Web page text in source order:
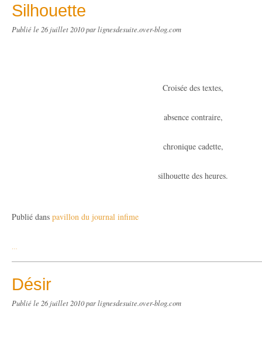
Silhouette
Publié le 26 juillet 2010par lignesdesuite.over-blog.com
Croisée des textes,
absence contraire,
chronique cadette,
silhouette des heures.
Publié dans pavillon du journal infime
…
Désir
Publié le 26 juillet 2010par lignesdesuite.over-blog.com